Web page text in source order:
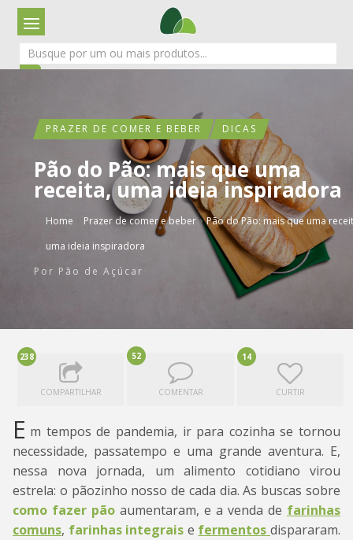
PRAZER DE COMER E BEBER DICAS
Pão do Pão: mais que uma
receita, uma ideia inspiradora
Home Prazer de comer e beber › Pão do Pão: mais que uma
uma ideia inspiradora
Por Pão de Açúcar
238
COMPARTILHAR
52
COMENTAR
14
CURTIR
E m tempos de pandemia, ir para cozinha se tornou
necessidade, passatempo e uma grande aventura. E,
nessa nova jornada, um alimento cotidiano virou
estrela: o pãozinho nosso de cada dia. As buscas sobre
como fazer pão aumentaram, e a venda de farinhas
comuns, farinhas integrais e fermentosdispararam.